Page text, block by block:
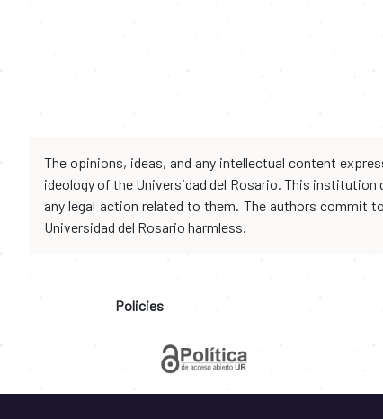
The opinions, ideas, and any intellectual content
ideology of the Universidad del Rosario. This
any legal action related to them. The authors commit
Universidad del Rosario harmless.
Policies